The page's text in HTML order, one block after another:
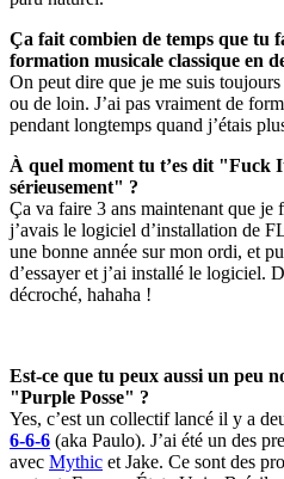
Ça fait combien de temps que tu
formation musicale classique en
On peut dire que je me suis
ou de loin. J’ai pas vraiment de
pendant longtemps quand j’étais
À quel moment tu t’es dit "Fuck
sérieusement" ?
Ça va faire 3 ans maintenant que je
j’avais le logiciel d’installation de
une bonne année sur mon ordi, et
d’essayer et j’ai installé le logiciel.
décroché, hahaha !
Est-ce que tu peux aussi un peu
"Purple Posse" ?
Yes, c’est un collectif lancé il y a
6-6-6 (aka Paulo). J’ai été un des
avec Mythic et Jake. Ce sont des